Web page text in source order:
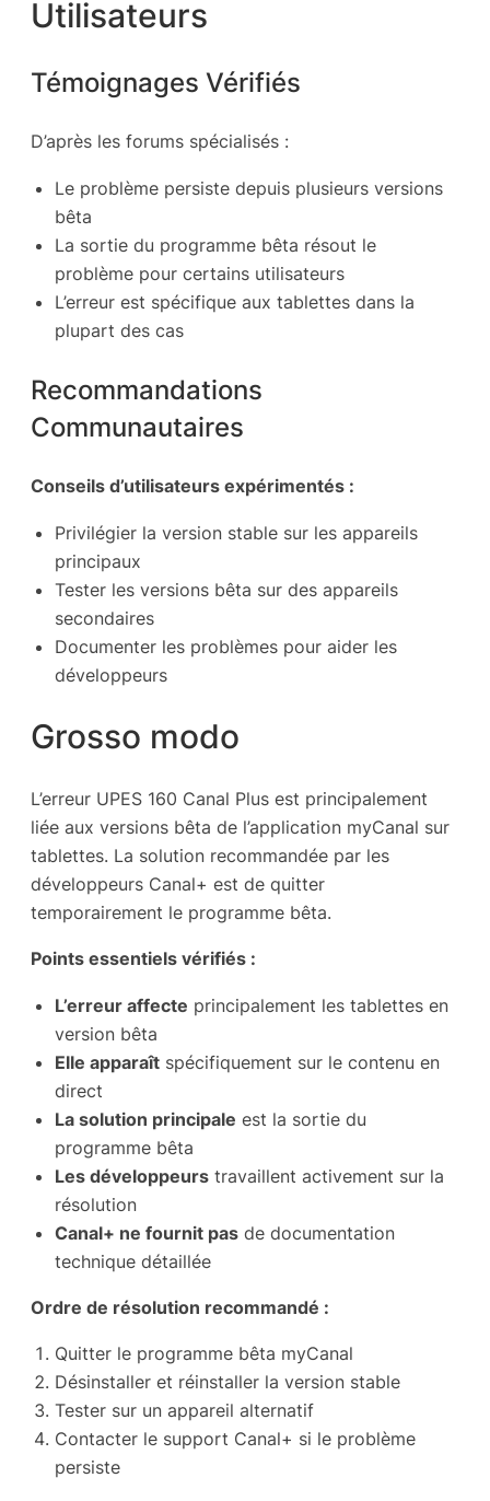
Utilisateurs
Témoignages Vérifiés
D’après les forums spécialisés :
Le problème persiste depuis plusieurs versions
bêta
La sortie du programme bêta résout le
problème pour certains utilisateurs
L’erreur est spécifique aux tablettes dans la
plupart des cas
Recommandations
Communautaires
Conseils d’utilisateurs expérimentés :
Privilégier la version stable sur les appareils
principaux
Tester les versions bêta sur des appareils
secondaires
Documenter les problèmes pour aider les
développeurs
Grosso modo
L’erreur UPES 160 Canal Plus est principalement
liée aux versions bêta de l’application myCanal sur
tablettes. La solution recommandée par les
développeurs Canal+ est de quitter
temporairement le programme bêta.
Points essentiels vérifiés :
L’erreur affecte principalement les tablettes en
version bêta
Elle apparaît spécifiquement sur le contenu en
direct
La solution principale est la sortie du
programme bêta
Les développeurs travaillent activement sur la
résolution
Canal+ ne fournit pas de documentation
technique détaillée
Ordre de résolution recommandé :
Quitter le programme bêta myCanal
Désinstaller et réinstaller la version stable
Tester sur un appareil alternatif
Contacter le support Canal+ si le problème
persiste